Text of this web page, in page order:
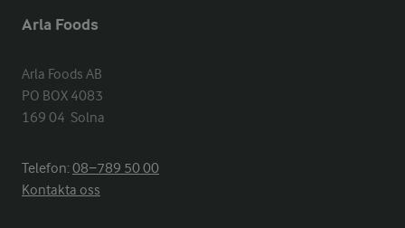
Arla Foods
Arla Foods AB
PO BOX 4083
169 04  Solna
Telefon:08−789 50 00
Kontakta oss